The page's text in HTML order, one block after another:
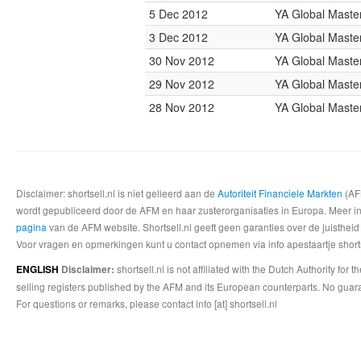
5 Dec 2012
YA Global
3 Dec 2012
YA Global
30 Nov 2012
YA Global
29 Nov 2012
YA Global
28 Nov 2012
YA Global
Disclaimer: shortsell.nl is niet gelieerd aan de Autoriteit Financiele Markten
wordt gepubliceerd door de AFM en haar zusterorganisaties in Europa.
pagina van de AFM website. Shortsell.nl geeft geen garanties over de
Voor vragen en opmerkingen kunt u contact opnemen via info apestaartje
ENGLISH Disclaimer: shortsell.nl is not affiliated with the Dutch Authority for
selling registers published by the AFM and its European counterparts. No
For questions or remarks, please contact info [at] shortsell.nl